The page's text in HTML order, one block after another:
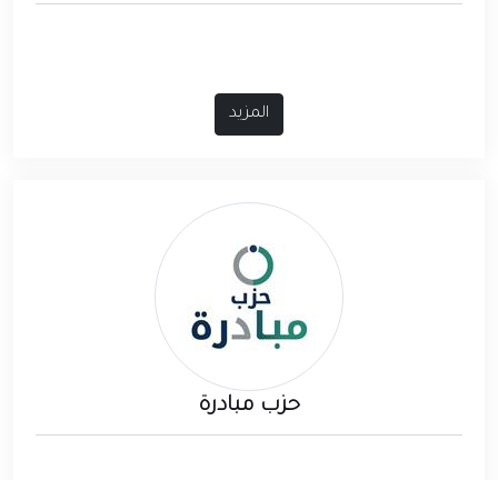
المزيد
حزب مبادرة